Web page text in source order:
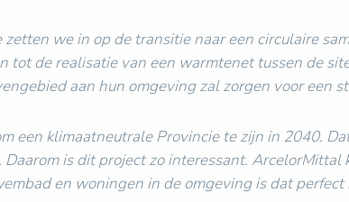
zetten we in op de transitie naar een circulaire
tot de realisatie van een warmtenet tussen de
aan hun omgeving zal zorgen voor een
een klimaatneutrale Provincie te zijn in 2040.
is dit project zo interessant.
en woningen in de omgeving is dat perfect